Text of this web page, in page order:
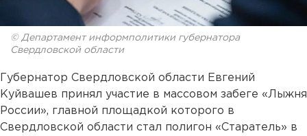
© Департамент информполитики губернатора
Свердловской области
Губернатор Свердловской области Евгений
Куйвашев принял участие в массовом забеге «Лыжня
России», главной площадкой которого в
Свердловской области стал полигон «Старатель» в